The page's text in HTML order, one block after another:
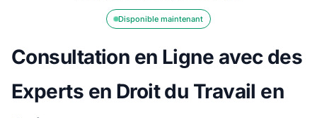
Disponible maintenant
Consultation en Ligne avec des
Experts en Droit du Travail en